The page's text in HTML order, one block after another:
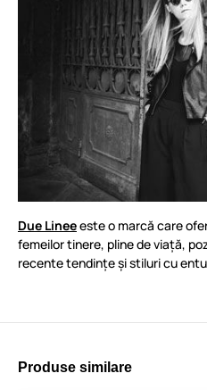
Due Lineeeste o marcă care
femeilor tinere, pline de viață,
recente tendințe și stiluri cu
Produse similare